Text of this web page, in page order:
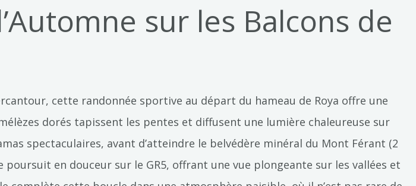
sur les Balcons de
cette randonnée sportive au départ du hameau de Roya offre une
dorés tapissent les pentes et diffusent une lumière chaleureuse sur
spectaculaires, avant d’atteindre le belvédère minéral du Mont Férant (2
en douceur sur le GR5, offrant une vue plongeante sur les vallées et